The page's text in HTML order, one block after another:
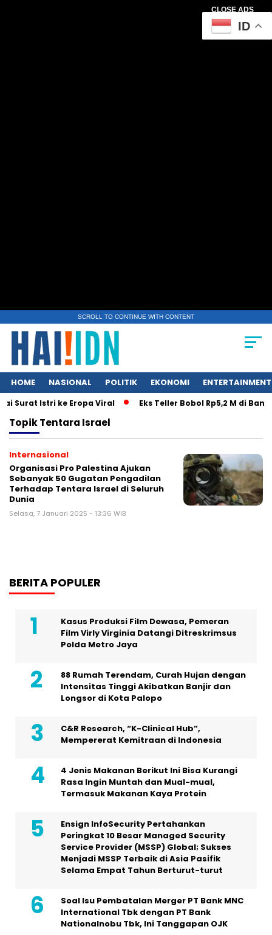
CLOSE ADS
SCROLL TO CONTINUE WITH CONTENT
HOME NASIONAL POLITIK EKONOMI ENTERTAINMENT
Surat Istri ke Eropa Viral Eks Teller Bobol Rp5,2 M di
TopikTentara Israel
Internasional
Organisasi Pro Palestina Ajukan
Sebanyak 50 Gugatan Pengadilan
Terhadap Tentara Israel di Seluruh
Dunia
Selasa, 7 Januari 2025 - 13:36 WIB
BERITA POPULER
Kasus Produksi Film Dewasa, Pemeran
Film Virly Virginia Datangi Ditreskrimsus
Polda Metro Jaya
88 Rumah Terendam, Curah Hujan dengan
Intensitas Tinggi Akibatkan Banjir dan
Longsor di Kota Palopo
C&R Research, “K-Clinical Hub”,
Mempererat Kemitraan di Indonesia
4 Jenis Makanan Berikut Ini Bisa Kurangi
Rasa Ingin Muntah dan Mual-mual,
Termasuk Makanan Kaya Protein
Ensign InfoSecurity Pertahankan
Peringkat 10 Besar Managed Security
Service Provider (MSSP) Global; Sukses
Menjadi MSSP Terbaik di Asia Pasifik
Selama Empat Tahun Berturut-turut
Soal Isu Pembatalan Merger PT Bank MNC
International Tbk dengan PT Bank
Nationalnobu Tbk, Ini Tanggapan OJK
ID